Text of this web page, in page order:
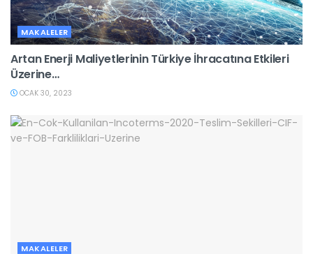
MAKALELER
Artan Enerji Maliyetlerinin Türkiye İhracatına Etkileri
Üzerine…
OCAK 30, 2023
MAKALELER